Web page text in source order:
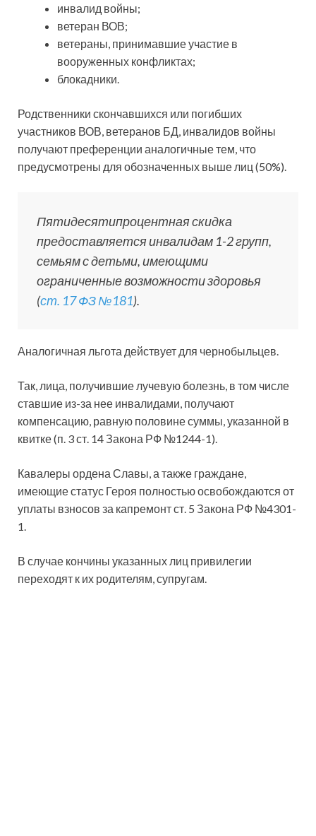
инвалид войны;
ветеран ВОВ;
ветераны, принимавшие участие в
вооруженных конфликтах;
блокадники.
Родственники скончавшихся или погибших
участников ВОВ, ветеранов БД, инвалидов войны
получают преференции аналогичные тем, что
предусмотрены для обозначенных выше лиц (50%).
Пятидесятипроцентная скидка
предоставляется инвалидам 1-2 групп,
семьям с детьми, имеющими
ограниченные возможности здоровья
(ст. 17 ФЗ №181).
Аналогичная льгота действует для чернобыльцев.
Так, лица, получившие лучевую болезнь, в том числе
ставшие из-за нее инвалидами, получают
компенсацию, равную половине суммы, указанной в
квитке (п. 3 ст. 14 Закона РФ №1244-1).
Кавалеры ордена Славы, а также граждане,
имеющие статус Героя полностью освобождаются от
уплаты взносов за капремонт ст. 5 Закона РФ №4301-
1.
В случае кончины указанных лиц привилегии
переходят к их родителям, супругам.